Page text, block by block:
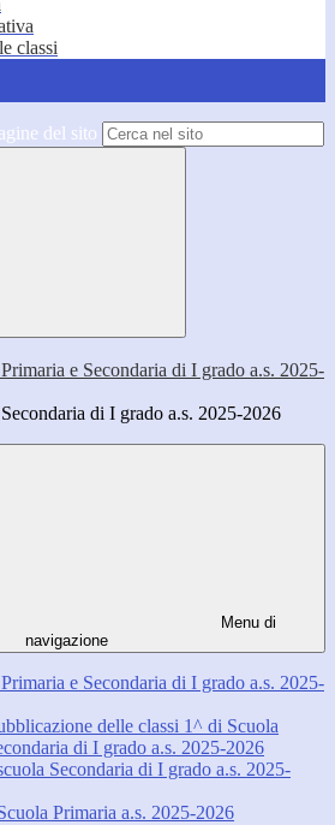
classi
del sito
e Secondaria di I grado a.s. 2025-
di I grado a.s. 2025-2026
Menu di
navigazione
e Secondaria di I grado a.s. 2025-
delle classi 1^ di Scuola
di I grado a.s. 2025-2026
Secondaria di I grado a.s. 2025-
Primaria a.s. 2025-2026